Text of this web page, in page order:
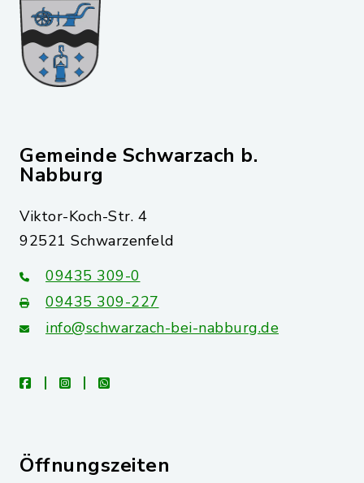
Gemeinde Schwarzach b.
Nabburg
Viktor-Koch-Str. 4
92521 Schwarzenfeld
09435 309-0
09435 309-227
info@schwarzach-bei-nabburg.de
facebookinstagramwhatsapp
Öffnungszeiten